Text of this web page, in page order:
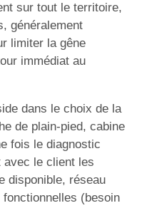
sur tout le territoire,
généralement
limiter la gêne
immédiat au
dans le choix de la
de plain-pied, cabine
fois le diagnostic
avec le client les
disponible, réseau
(besoin